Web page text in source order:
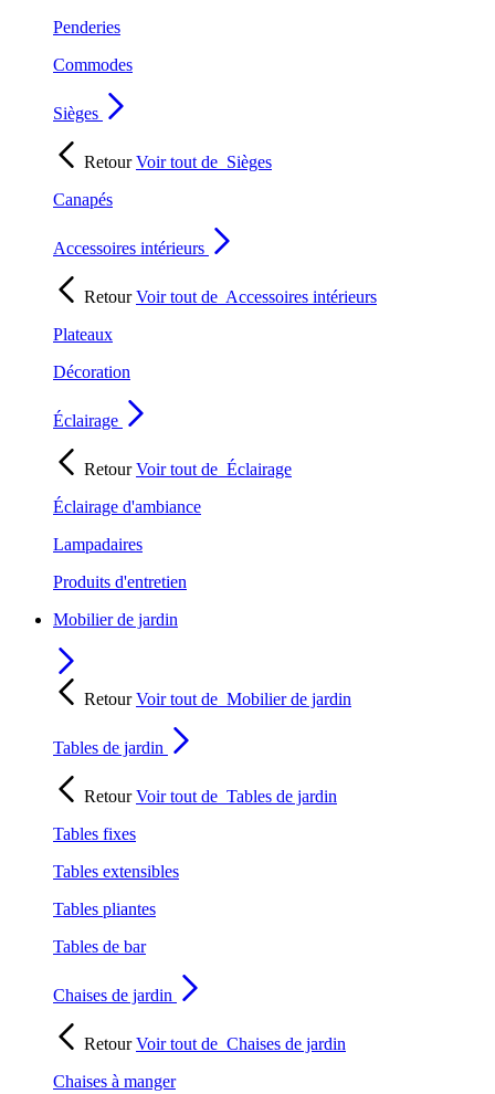
Penderies
Commodes
Sièges
RetourVoir tout de Sièges
Canapés
Accessoires intérieurs
RetourVoir tout de Accessoires intérieurs
Plateaux
Décoration
Éclairage
RetourVoir tout de Éclairage
Éclairage d'ambiance
Lampadaires
Produits d'entretien
Mobilier de jardin
RetourVoir tout de Mobilier de jardin
Tables de jardin
RetourVoir tout de Tables de jardin
Tables fixes
Tables extensibles
Tables pliantes
Tables de bar
Chaises de jardin
RetourVoir tout de Chaises de jardin
Chaises à manger